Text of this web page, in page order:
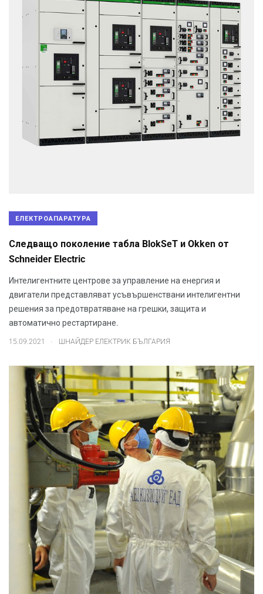
ЕЛЕКТРОАПАРАТУРА
Следващо поколение табла BlokSeT и Okken от
Schneider Electric
Интелигентните центрове за управление на енергия и
двигатели представляват усъвършенствани интелигентни
решения за предотвратяване на грешки, защита и
автоматично рестартиране.
15.09.2021 . ШНАЙДЕР ЕЛЕКТРИК БЪЛГАРИЯ